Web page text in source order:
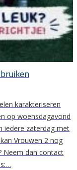
karakteriseren
op woensdagavond
iedere zaterdag met
Vrouwen 2 nog
Neem dan contact